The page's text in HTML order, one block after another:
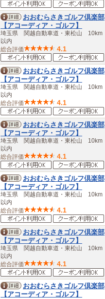
おおむらさきゴルフ倶楽部
【アコーディア・ゴルフ】
埼玉県 関越自動車道・東松山 10km
以内
総合評価
4.1
おおむらさきゴルフ倶楽部
【アコーディア・ゴルフ】
埼玉県 関越自動車道・東松山 10km
以内
総合評価
4.1
おおむらさきゴルフ倶楽部
【アコーディア・ゴルフ】
埼玉県 関越自動車道・東松山 10km
以内
総合評価
4.1
おおむらさきゴルフ倶楽部
【アコーディア・ゴルフ】
埼玉県 関越自動車道・東松山 10km
以内
総合評価
4.1
おおむらさきゴルフ倶楽部
【アコーディア・ゴルフ】
埼玉県 関越自動車道・東松山 10km
以内
総合評価
4.1
おおむらさきゴルフ倶楽部
【アコーディア・ゴルフ】